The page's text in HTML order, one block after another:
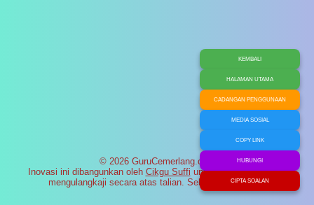
© 2026 GuruCemerlang.com
Inovasi ini dibangunkan oleh Cikgu Suffi untuk membantu murid
mengulangkaji secara atas talian. Selamat maju jaya!
KEMBALI
HALAMAN UTAMA
CADANGAN PENGGUNAAN
MEDIA SOSIAL
COPY LINK
HUBUNGI
CIPTA SOALAN